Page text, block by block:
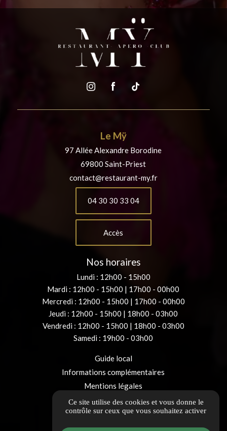
Le Mÿ
97 Allée Alexandre Borodine
69800 Saint-Priest
contact@restaurant-my.fr
04 30 30 33 04
Accès
Nos horaires
Lundi : 12h00 - 15h00
Mardi : 12h00 - 15h00 | 17h00 - 00h00
Mercredi : 12h00 - 15h00 | 17h00 - 00h00
Jeudi : 12h00 - 15h00 | 18h00 - 03h00
Vendredi : 12h00 - 15h00 | 18h00 - 03h00
Samedi : 19h00 - 03h00
Guide local
Informations complémentaires
Mentions légales
Politique de confidentialité
Gestion des cookies
Ce site utilise des cookies et vous donne le
contrôle sur ceux que vous souhaitez activer